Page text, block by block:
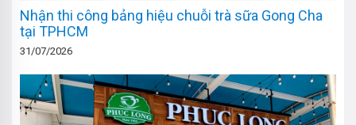
Nhận thi công bảng hiệu chuỗi trà sữa Gong Cha
tại TPHCM
31/07/2026